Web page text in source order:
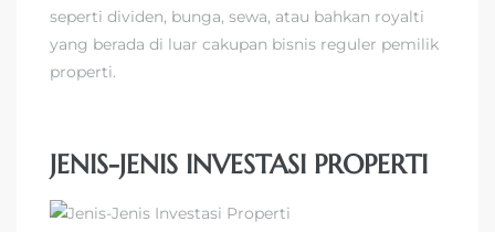
seperti dividen, bunga, sewa, atau bahkan royalti
yang berada di luar cakupan bisnis reguler pemilik
properti.
JENIS-JENIS INVESTASI PROPERTI